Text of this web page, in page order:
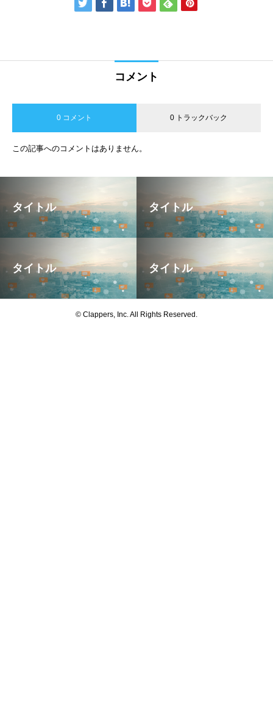
コメント
0 コメント 0 トラックバック
この記事へのコメントはありません。
タイトル タイトル
タイトル タイトル
© Clappers, Inc. All Rights Reserved.